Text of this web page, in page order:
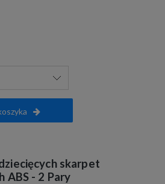
skarpet
ABS - 2 Pary